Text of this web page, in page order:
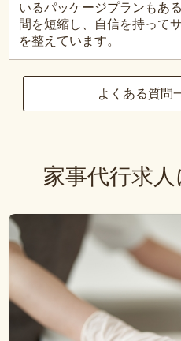
いるパッケージプランもあ
間を短縮し、自信を持って
を整えています。
よくある質問
家事代行求